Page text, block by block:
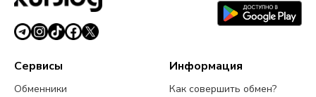
Сервисы
Обменники
Информация
Как совершить обмен?